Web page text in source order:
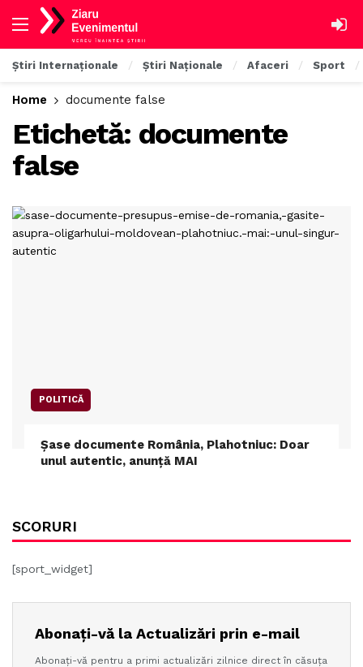
Știri Internaționale Știri Naționale Afaceri Sport
Home documente false
Etichetă: documente
false
POLITICĂ
Șase documente România, Plahotniuc: Doar
unul autentic, anunță MAI
SCORURI
[sport_widget]
Abonați-vă la Actualizări prin e-mail
Abonați-vă pentru a primi actualizări zilnice direct în căsuța